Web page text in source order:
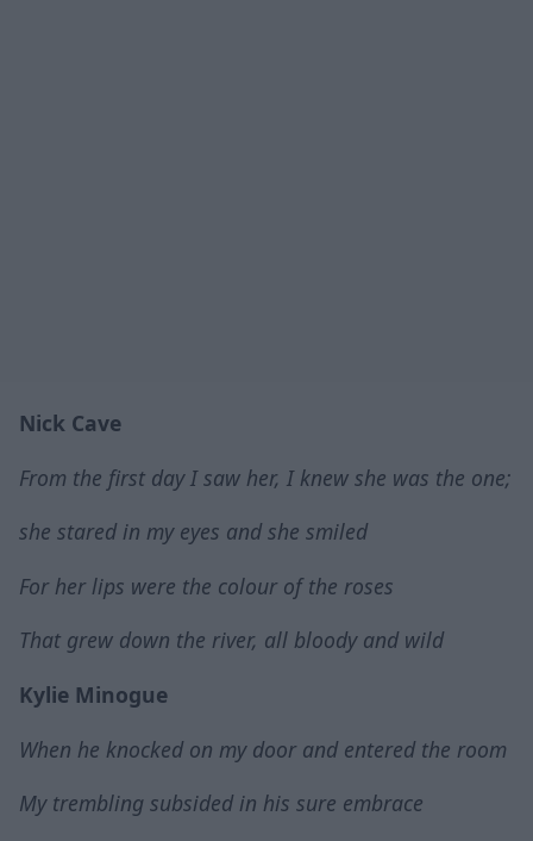
Nick Cave
From the first day I saw her, I knew she was the one;
she stared in my eyes and she smiled
For her lips were the colour of the roses
That grew down the river, all bloody and wild
Kylie Minogue
When he knocked on my door and entered the room
My trembling subsided in his sure embrace